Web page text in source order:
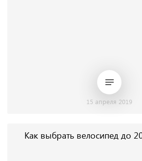
15 апреля 2019
Как выбрать велосипед до